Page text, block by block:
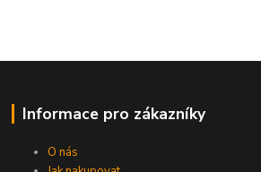
Informace pro zákazníky
O nás